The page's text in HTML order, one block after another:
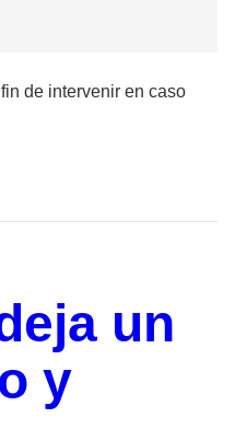
de intervenir en caso
un
y